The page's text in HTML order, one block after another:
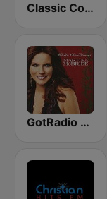
Classic Country Radio
GotRadio - Country Christmas